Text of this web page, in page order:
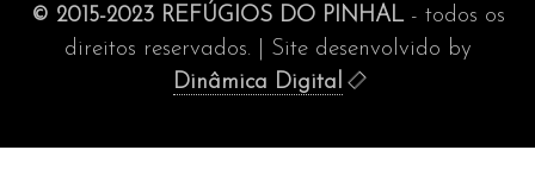
© 2015-2023 REFÚGIOS DO PINHAL- todos os
direitos reservados. | Site desenvolvido by
Dinâmica Digital